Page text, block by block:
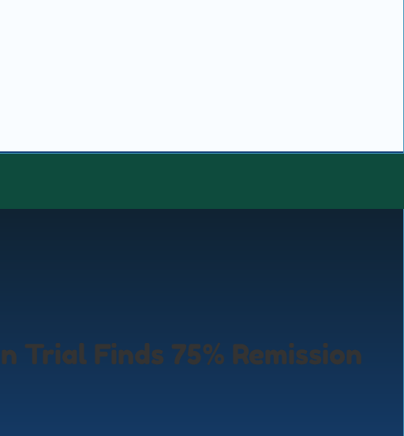
Trial Finds 75% Remission